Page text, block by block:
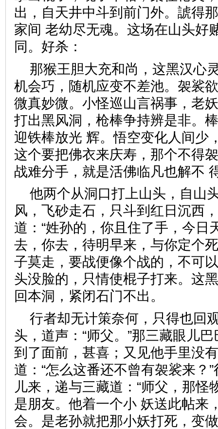
出，自天井中斗到前门外。諕得
家间 老幼尽无魂。这场在山头好
同。好杀：
那猴王胆大充和尚，这黑汉心
机会巧，随机应变不差池。袈裟
微真妙微。小怪巡山言祸事，老
打出黑风洞，枪棒争持辨是非。
迎铁棒放光 辉。悟空变化人间少
这个要把佛衣来庆寿，那个不得
战难分手，就是活佛临凡也
他两个从洞口打上山头，自山
风，飞砂走石，只斗到红日沉西
道：“姓孙的，你且住了手，今日
去，你去，待明早来，与你定个
子莫走，要战便像个战的，不可
头没脸的，只情使棍子打来。这
回本洞，紧闭石门不出。
行者却无计策奈何，只得也回
头，道声：“师父。”那三藏眼儿
到了面前，甚喜；又见他手里没
道：“怎么这番还不曾有袈裟来？
儿来，递与三藏道：“师父，那怪
是朋友。他着一个小 妖送此帖来
会。是老孙就把那小妖打死，变